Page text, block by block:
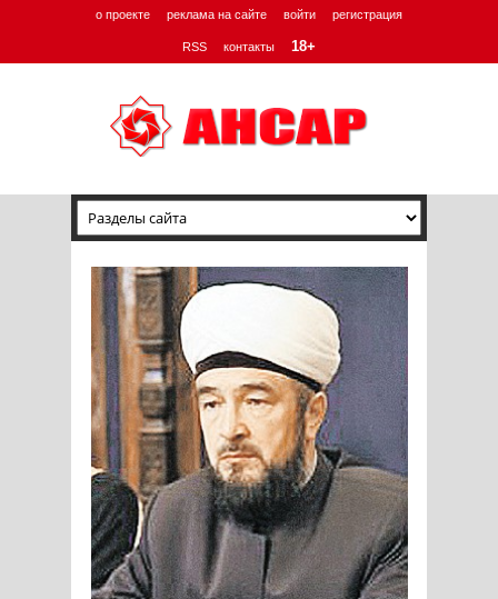
о проекте реклама на сайте войти регистрация
RSS контакты 18+